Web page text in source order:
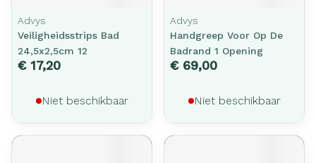
Advys
Veiligheidsstrips Bad
24,5x2,5cm 12
€ 17,20
Niet beschikbaar
Advys
Handgreep Voor Op De
Badrand 1 Opening
€ 69,00
Niet beschikbaar